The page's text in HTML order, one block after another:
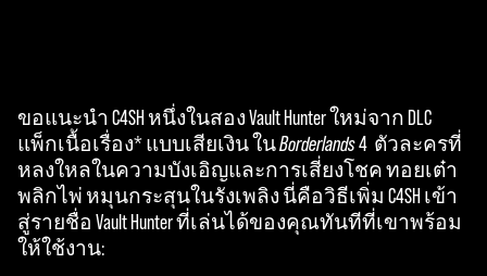
A
c
c
e
ขอแนะนำ C4SH หนึ่งในสอง Vault Hunter ใหม่จาก DLC
แพ็กเนื้อเรื่อง* แบบเสียเงิน ในBorderlands4 ตัวละครที่
หลงใหลในความบังเอิญและการเสี่ยงโชค ทอยเต๋า
พลิกไพ่ หมุนกระสุนในรังเพลิง นี่คือวิธีเพิ่ม C4SH เข้า
สู่รายชื่อ Vault Hunter ที่เล่นได้ของคุณทันทีที่เขาพร้อม
ให้ใช้งาน: